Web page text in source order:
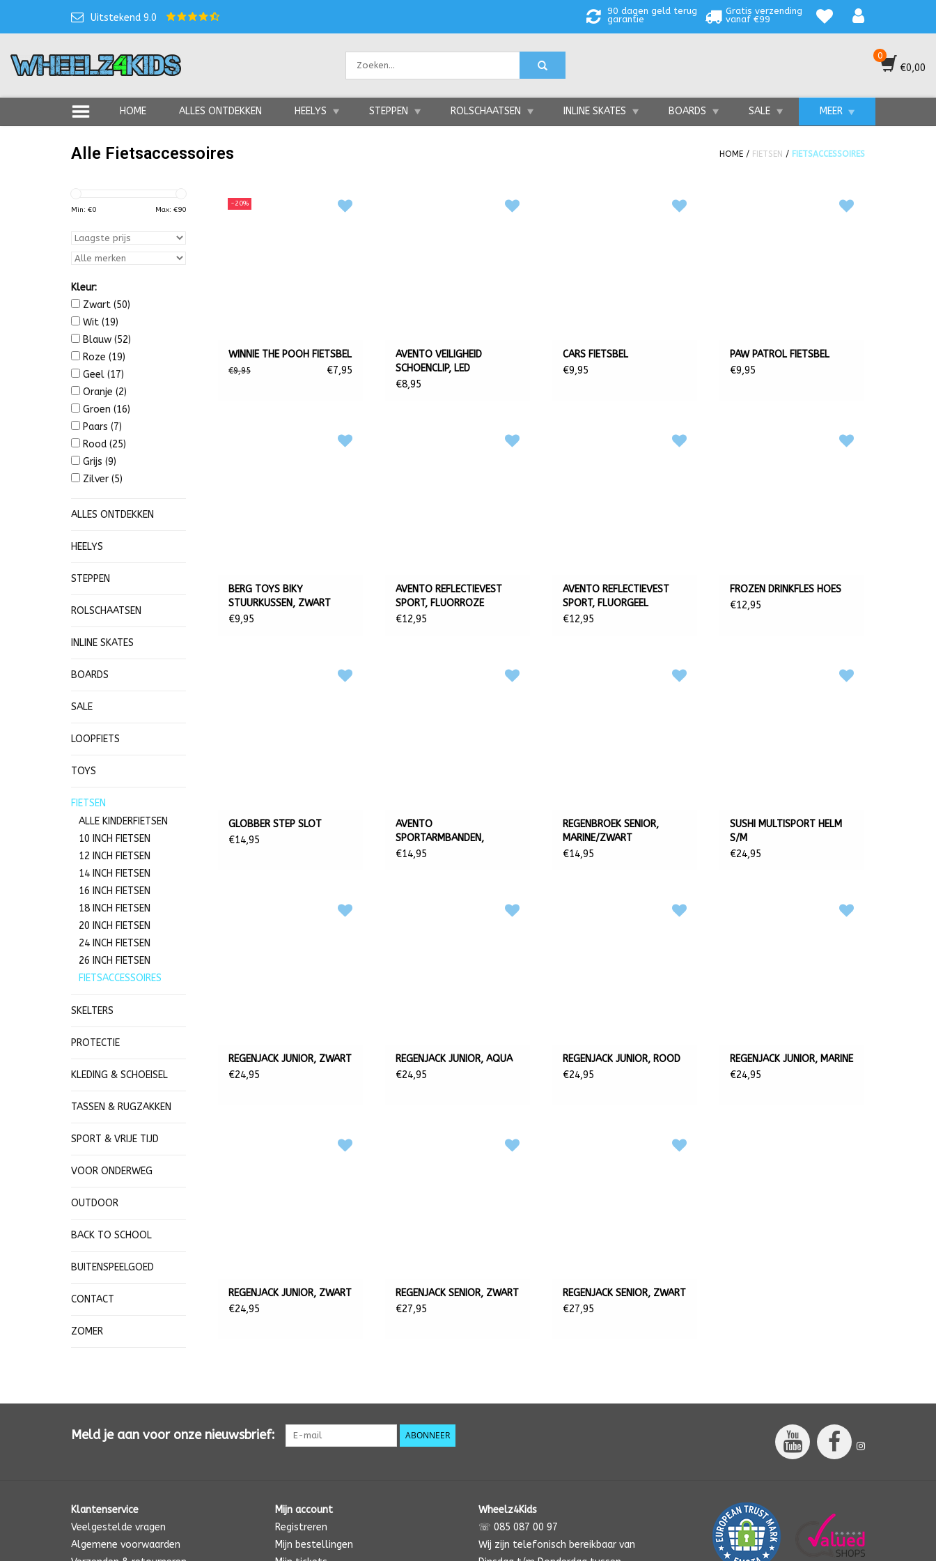
Uitstekend 9.0
90 dagen geld terug
garantie
Gratis verzending
vanaf €99
0
€0,00
HOME ALLES ONTDEKKEN HEELYS STEPPEN ROLSCHAATSEN INLINE SKATES BOARDS SALE MEER
Alle Fietsaccessoires HOME / FIETSEN / FIETSACCESSOIRES
Min: €0 Max: €90
Kleur:
Zwart (50)
Wit (19)
Blauw (52)
Roze (19)
Geel (17)
Oranje (2)
Groen (16)
Paars (7)
Rood (25)
Grijs (9)
Zilver (5)
ALLES ONTDEKKEN
HEELYS
STEPPEN
ROLSCHAATSEN
INLINE SKATES
BOARDS
SALE
LOOPFIETS
TOYS
FIETSEN
ALLE KINDERFIETSEN
10 INCH FIETSEN
12 INCH FIETSEN
14 INCH FIETSEN
16 INCH FIETSEN
18 INCH FIETSEN
20 INCH FIETSEN
24 INCH FIETSEN
26 INCH FIETSEN
FIETSACCESSOIRES
SKELTERS
PROTECTIE
KLEDING & SCHOEISEL
TASSEN & RUGZAKKEN
SPORT & VRIJE TIJD
VOOR ONDERWEG
OUTDOOR
BACK TO SCHOOL
BUITENSPEELGOED
CONTACT
ZOMER
-20%
WINNIE THE POOH FIETSBEL
€9,95 €7,95
AVENTO VEILIGHEID
SCHOENCLIP, LED
€8,95
CARS FIETSBEL
€9,95
PAW PATROL FIETSBEL
€9,95
BERG TOYS BIKY
STUURKUSSEN, ZWART
€9,95
AVENTO REFLECTIEVEST
SPORT, FLUORROZE
€12,95
AVENTO REFLECTIEVEST
SPORT, FLUORGEEL
€12,95
FROZEN DRINKFLES HOES
€12,95
GLOBBER STEP SLOT
€14,95
AVENTO
SPORTARMBANDEN,
REFLECTEREND MET 4
€14,95
REGENBROEK SENIOR,
MARINE/ZWART
€14,95
SUSHI MULTISPORT HELM
S/M
€24,95
REGENJACK JUNIOR, ZWART
€24,95
REGENJACK JUNIOR, AQUA
€24,95
REGENJACK JUNIOR, ROOD
€24,95
REGENJACK JUNIOR, MARINE
€24,95
REGENJACK JUNIOR, ZWART
€24,95
REGENJACK SENIOR, ZWART
€27,95
REGENJACK SENIOR, ZWART
€27,95
Meld je aan voor onze nieuwsbrief: ABONNEER
Klantenservice
Veelgestelde vragen
Algemene voorwaarden
Mijn account
Registreren
Mijn bestellingen
Wheelz4Kids
☏ 085 087 00 97
Wij zijn telefonisch bereikbaar van